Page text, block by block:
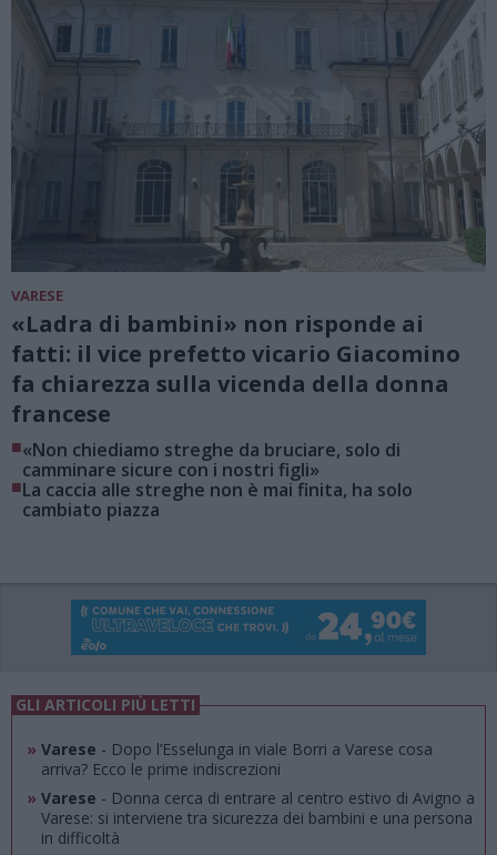
VARESE
«Ladra di bambini» non risponde ai
fatti: il vice prefetto vicario Giacomino
fa chiarezza sulla vicenda della donna
francese
■«Non chiediamo streghe da bruciare, solo di
camminare sicure con i nostri figli»
■La caccia alle streghe non è mai finita, ha solo
cambiato piazza
GLI ARTICOLI PIÙ LETTI
» Varese - Dopo l’Esselunga in viale Borri a Varese cosa
arriva? Ecco le prime indiscrezioni
» Varese - Donna cerca di entrare al centro estivo di Avigno a
Varese: si interviene tra sicurezza dei bambini e una persona
in difficoltà